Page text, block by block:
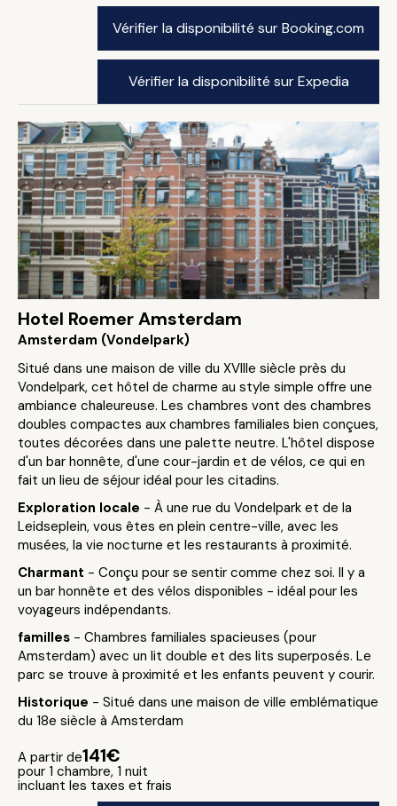
Vérifier la disponibilité sur Booking.com
Vérifier la disponibilité sur Expedia
Hotel Roemer Amsterdam
Amsterdam (Vondelpark)
Situé dans une maison de ville du XVIIIe siècle près du
Vondelpark, cet hôtel de charme au style simple offre une
ambiance chaleureuse. Les chambres vont des chambres
doubles compactes aux chambres familiales bien conçues,
toutes décorées dans une palette neutre. L'hôtel dispose
d'un bar honnête, d'une cour-jardin et de vélos, ce qui en
fait un lieu de séjour idéal pour les citadins.
Exploration locale - À une rue du Vondelpark et de la
Leidseplein, vous êtes en plein centre-ville, avec les
musées, la vie nocturne et les restaurants à proximité.
Charmant - Conçu pour se sentir comme chez soi. Il y a
un bar honnête et des vélos disponibles - idéal pour les
voyageurs indépendants.
familles - Chambres familiales spacieuses (pour
Amsterdam) avec un lit double et des lits superposés. Le
parc se trouve à proximité et les enfants peuvent y courir.
Historique - Situé dans une maison de ville emblématique
du 18e siècle à Amsterdam
A partir de141€
pour 1 chambre, 1 nuit
incluant les taxes et frais